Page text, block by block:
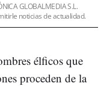
GLOBALMEDIA S.L.
noticias de actualidad.
élficos que
proceden de la